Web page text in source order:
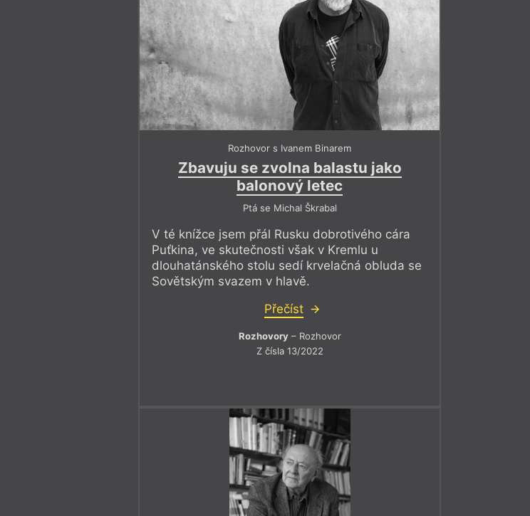
Rozhovor s Ivanem Binarem
Zbavuju se zvolna balastu jako
balonový letec
Ptá se Michal Škrabal
V té knížce jsem přál Rusku dobrotivého cára
Puťkina, ve skutečnosti však v Kremlu u
dlouhatánského stolu sedí krvelačná obluda se
Sovětským svazem v hlavě.
Přečíst
Rozhovory– Rozhovor
Z čísla 13/2022